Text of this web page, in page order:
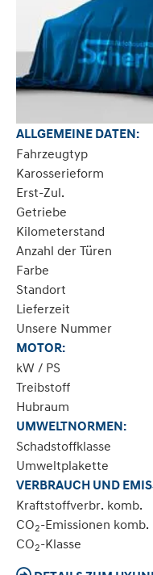
ALLGEMEINE DATEN:
Fahrzeugtyp
Karosserieform
Erst-Zul.
Getriebe
Kilometerstand
Anzahl der Türen
Farbe
Standort
Lieferzeit
Unsere Nummer
MOTOR:
kW / PS
Treibstoff
Hubraum
UMWELTNORMEN:
Schadstoffklasse
Umweltplakette
VERBRAUCH UND
Kraftstoffverbr. komb.
CO2-Emissionen komb.
CO2-Klasse